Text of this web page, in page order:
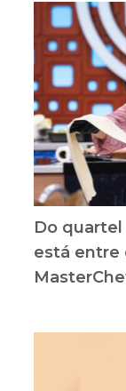
Do quartel
está entre